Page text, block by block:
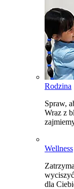
Rodzina
Spraw,
Wraz z
Wellness
dla